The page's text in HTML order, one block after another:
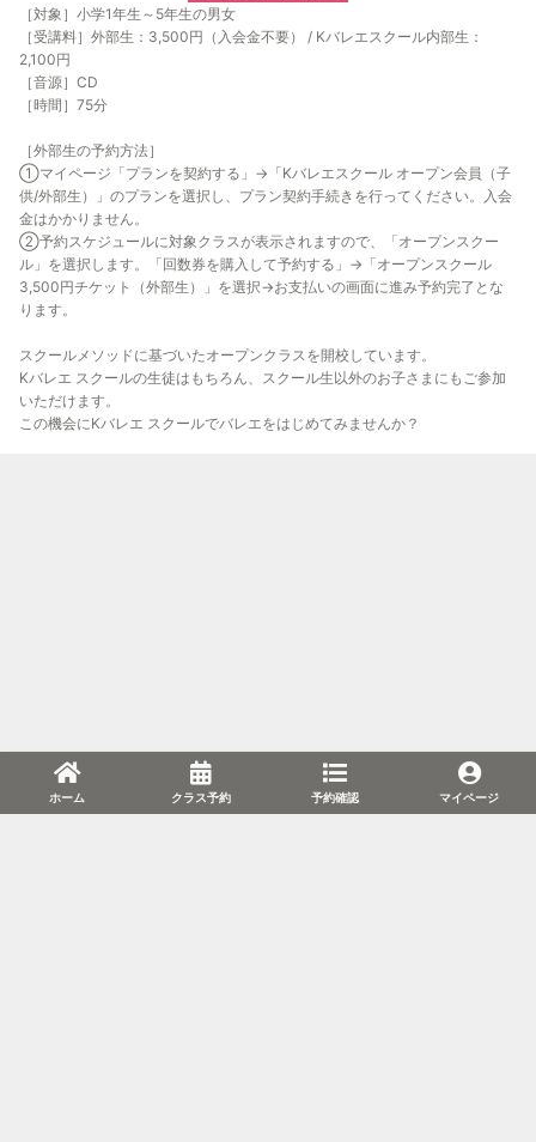
［対象］小学1年生～5年生の男女
［受講料］外部生：3,500円（入会金不要） / Kバレエスクール内部生：
2,100円
［音源］CD
［時間］75分
［外部生の予約方法］
①マイページ「プランを契約する」→「Kバレエスクール オープン会員（子
供/外部生）」のプランを選択し、プラン契約手続きを行ってください。入会
金はかかりません。
②予約スケジュールに対象クラスが表示されますので、「オープンスクー
ル」を選択します。「回数券を購入して予約する」→「オープンスクール
3,500円チケット（外部生）」を選択→お支払いの画面に進み予約完了とな
ります。
スクールメソッドに基づいたオープンクラスを開校しています。
Kバレエ スクールの生徒はもちろん、スクール生以外のお子さまにもご参加
いただけます。
この機会にKバレエ スクールでバレエをはじめてみませんか？
ホーム クラス予約 予約確認 マイページ